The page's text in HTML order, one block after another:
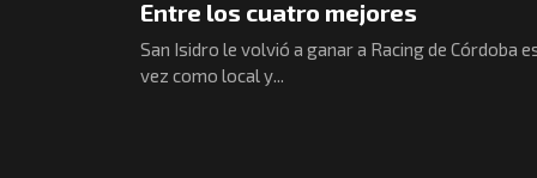
Entre los cuatro mejores
San Isidro le volvió a ganar a Racing de Córdoba
vez como local y...